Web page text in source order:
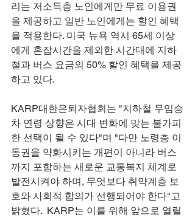
리는 저소득층 노인에게만 무료 이용권
을 제공하고 일반 노인에게는 할인 혜택
을 적용한다. 미국 뉴욕 역시 65세 이상
에게 혼잡시간을 제외한 시간대에 지하
철과 버스 요금의 50% 할인 혜택을 제공
하고 있다.
KARP대한은퇴자협회는 "지하철 무임승
차 연령 상향은 시대 변화에 맞는 불가피
한 선택이 될 수 있다"며 "다만 노령층 이
동권을 약화시키는 개편이 아니라 버스
까지 포함하는 새로운 교통복지 체계로
발전시켜야 하며, 무엇보다 취약계층 보
호와 사회적 합의가 선행되어야 한다"고
밝혔다.  KARP는 이를 위해 앞으로 열릴